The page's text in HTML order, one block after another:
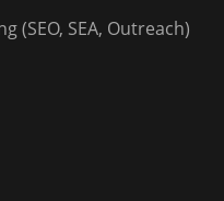
(SEO, SEA, Outreach)